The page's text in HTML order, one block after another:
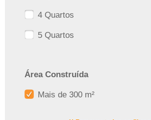
4 Quartos
5 Quartos
Área Construída
Mais de 300 m²